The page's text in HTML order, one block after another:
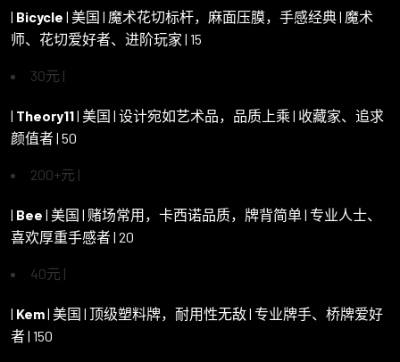
| Bicycle | 美国 | 魔术花切标杆，麻面压膜，手感经典 | 魔术
师、花切爱好者、进阶玩家 | 15
30元 |
| Theory11| 美国 | 设计宛如艺术品，品质上乘 | 收藏家、追求
颜值者 | 50
200+元 |
| Bee | 美国 | 赌场常用，卡西诺品质，牌背简单 | 专业人士、
喜欢厚重手感者 | 20
40元 |
| Kem| 美国 | 顶级塑料牌，耐用性无敌 | 专业牌手、桥牌爱好
者 | 150